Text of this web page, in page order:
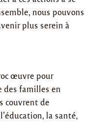
nous pouvons
plus serein à
œuvre pour
des familles en
couvrent de
la santé,